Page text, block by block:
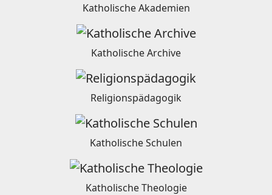
Katholische Akademien
Katholische Archive
Religionspädagogik
Katholische Schulen
Katholische Theologie